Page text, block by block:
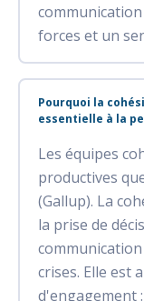
forces et un
Pourquoi la
essentielle à la
Les équipes
productives
(Gallup). La
la prise de
crises. Elle est
d'engagement